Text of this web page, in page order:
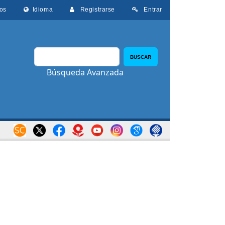
Idioma Registrarse Entrar
BUSCAR
Búsqueda Avanzada